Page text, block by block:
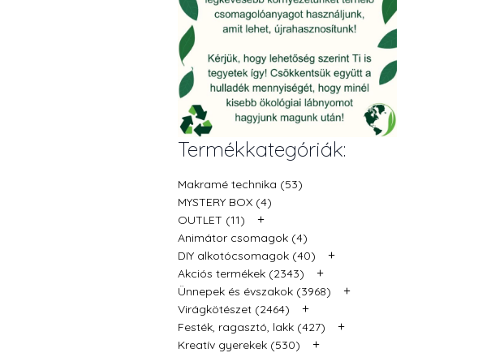
Termékkategóriák:
Makramé technika (53)
MYSTERY BOX (4)
OUTLET (11)
+
Animátor csomagok (4)
DIY alkotócsomagok (40)
+
Akciós termékek (2343) +
Ünnepek és évszakok (3968) +
Virágkötészet (2464) +
Festék, ragasztó, lakk (427) +
Kreatív gyerekek (530) +